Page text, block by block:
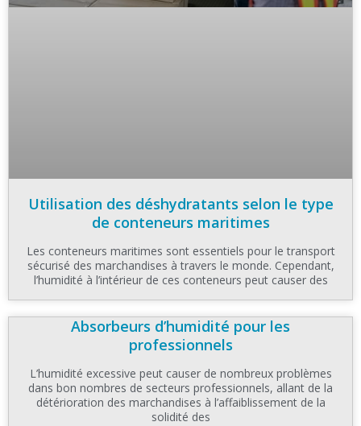
Utilisation des déshydratants selon le type
de conteneurs maritimes
Les conteneurs maritimes sont essentiels pour le transport
sécurisé des marchandises à travers le monde. Cependant,
l’humidité à l’intérieur de ces conteneurs peut causer des
Absorbeurs d’humidité pour les
professionnels
L’humidité excessive peut causer de nombreux problèmes
dans bon nombres de secteurs professionnels, allant de la
détérioration des marchandises à l’affaiblissement de la
solidité des